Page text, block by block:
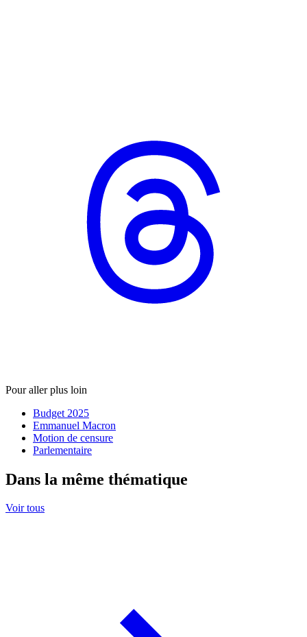
Pour aller plus loin
Budget 2025
Emmanuel Macron
Motion de censure
Parlementaire
Dans la même thématique
Voir tous